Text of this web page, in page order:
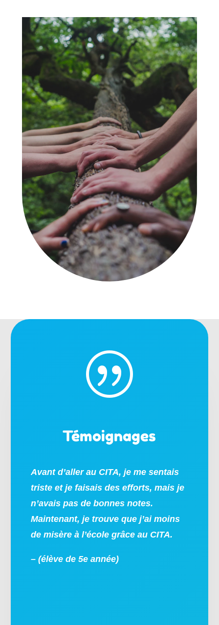
|
Témoignages
Avant d’aller au CITA, je me sentais
triste et je faisais des efforts, mais je
n’avais pas de bonnes notes.
Maintenant, je trouve que j’ai moins
de misère à l’école grâce au CITA.
– (élève de 5e année)